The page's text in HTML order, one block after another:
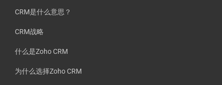
CRM是什么意思？
CRM战略
什么是Zoho CRM
为什么选择Zoho CRM